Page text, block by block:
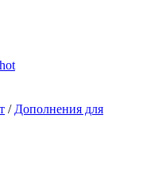
/ Дополнения для